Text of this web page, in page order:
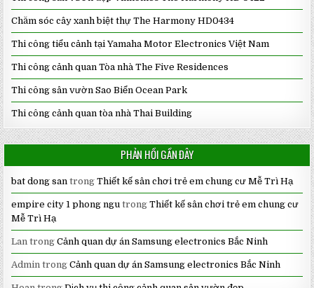
Chăm sóc cây xanh biệt thự The Harmony HD0434
Thi công tiểu cảnh tại Yamaha Motor Electronics Việt Nam
Thi công cảnh quan Tòa nhà The Five Residences
Thi công sân vườn Sao Biển Ocean Park
Thi công cảnh quan tòa nhà Thai Building
PHẢN HỒI GẦN ĐÂY
bat dong san trongThiết kế sân chơi trẻ em chung cư Mễ Trì Hạ
empire city 1 phong ngu trongThiết kế sân chơi trẻ em chung cư
Mễ Trì Hạ
Lan trongCảnh quan dự án Samsung electronics Bắc Ninh
Admin trongCảnh quan dự án Samsung electronics Bắc Ninh